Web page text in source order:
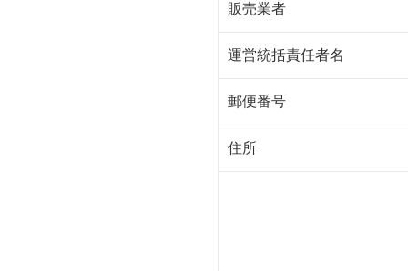
販売業者
運営統括責任者名
郵便番号
住所